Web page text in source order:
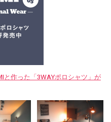
と作った「3WAYポロシャツ」が